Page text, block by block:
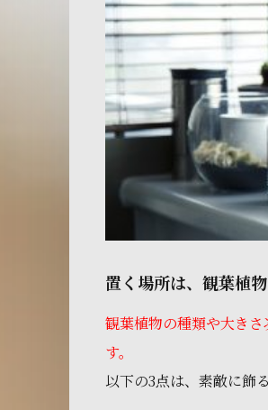
置く場所は、観葉植
観葉植物の種類や大き
す。
以下の3点は、素敵に飾